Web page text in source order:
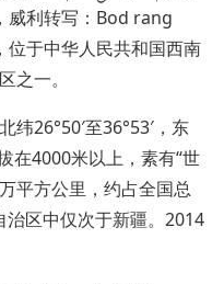
威利转写：Bod rang
于中华人民共和国西南
之一。
26°50′至36°53′，东
在4000米以上，素有“世
平方公里，约占全国总
区中仅次于新疆。2014